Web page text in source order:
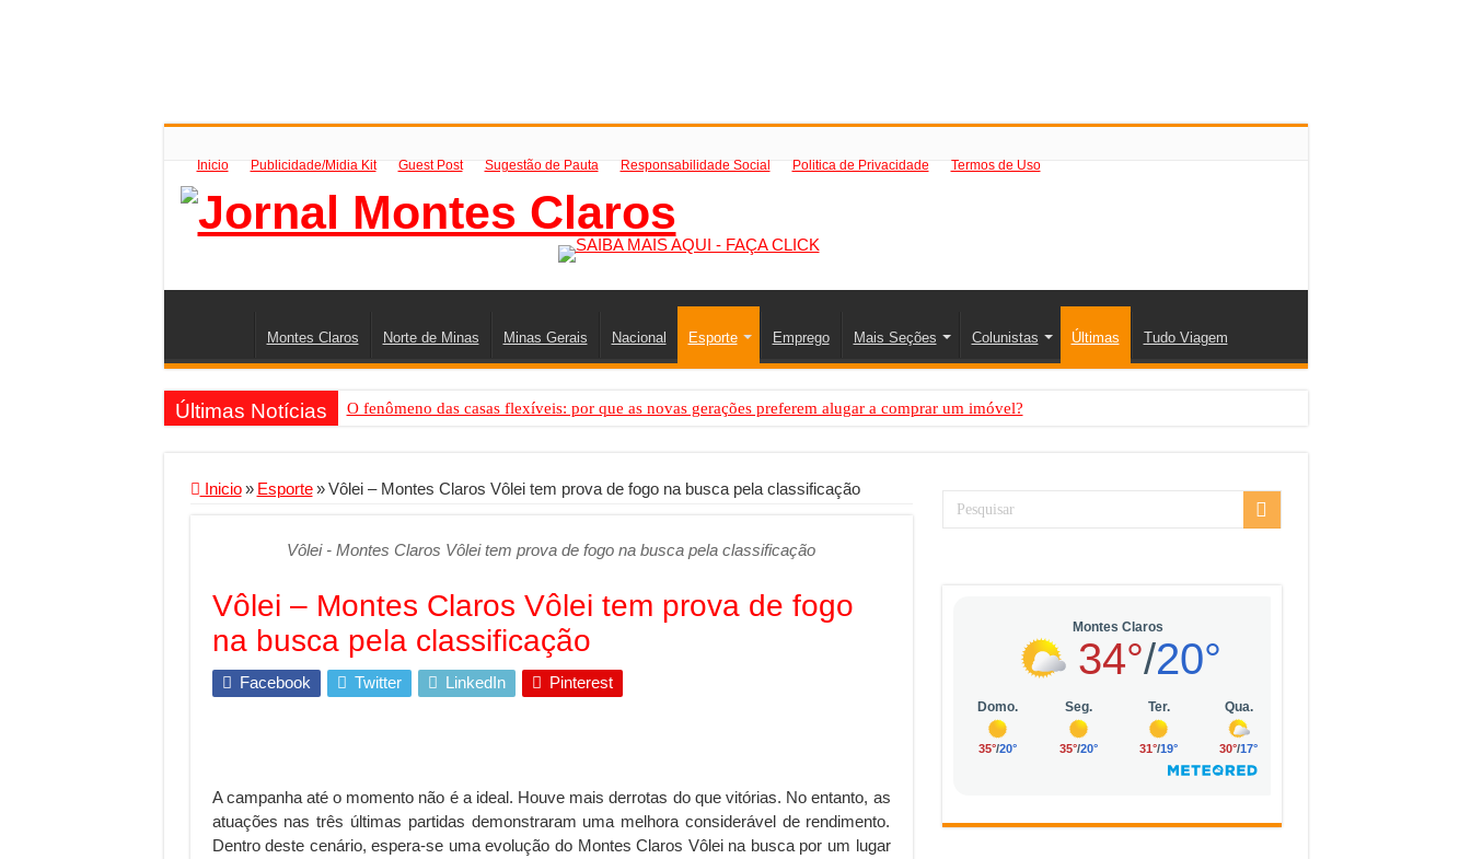
Inicio Publicidade/Midia Kit Guest Post Sugestão de Pauta Responsabilidade Social Politica de Privacidade Termos de Uso
Montes Claros Norte de Minas Minas Gerais Nacional Esporte Emprego Mais Seções Colunistas Últimas Tudo Viagem
Últimas Notícias O fenômeno das casas flexíveis: por que as novas gerações preferem alugar a comprar um imóvel?
Conheça a melhor empresa de transfer passeios e traslados em Porto Seguro, Bahia
Mais da metade dos trabalhadores desconfia dos canais de denúncia das empresas
Comércio Interativo ganha força no Brasil com a chegada da VIVAMOMENTO ao polo empresarial da Vila Olímpia, em São Paulo
PF e Emissoras Apertam o Cerco Contra Streamings Piratas: Entenda o Bloqueio e o Que Muda
De economista a referência nacional: como Jaque Rosa ensina tarólogas a faturarem mais de R$ 10 mil no digital
Marcenaria sob medida: quando vale mais a pena investir em móveis personalizados?
Investimento em energia limpa chega para brasileiros: ZCT traz oportunidades de lucro seguro com solar, eólica e hidrogênio verde
Serralheria de Alumínio vs. Ferro: guia completo para escolher o portão ideal para seu imóvel
Inicio » Esporte » Vôlei – Montes Claros Vôlei tem prova de fogo na busca pela classificação
Vôlei - Montes Claros Vôlei tem prova de fogo na busca pela classificação
Vôlei – Montes Claros Vôlei tem prova de fogo
na busca pela classificação
Facebook Twitter LinkedIn Pinterest
A campanha até o momento não é a ideal. Houve mais derrotas do que vitórias. No entanto, as
atuações nas três últimas partidas demonstraram uma melhora considerável de rendimento.
Dentro deste cenário, espera-se uma evolução do Montes Claros Vôlei na busca por um lugar